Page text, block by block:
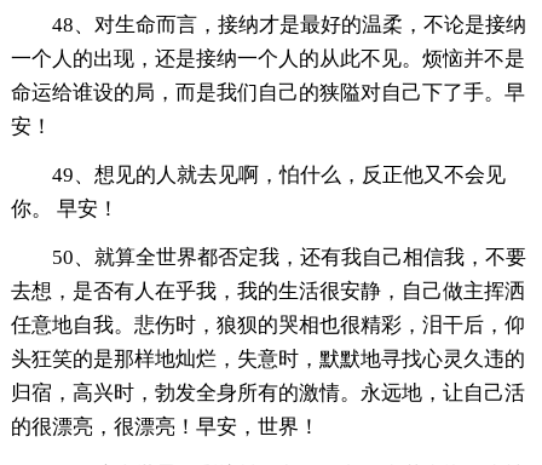
48、对生命而言，接纳才是最好的温柔，不论是接纳
一个人的出现，还是接纳一个人的从此不见。烦恼并不是
命运给谁设的局，而是我们自己的狭隘对自己下了手。早
安！
49、想见的人就去见啊，怕什么，反正他又不会见
你。 早安！
50、就算全世界都否定我，还有我自己相信我，不要
去想，是否有人在乎我，我的生活很安静，自己做主挥洒
任意地自我。悲伤时，狼狈的哭相也很精彩，泪干后，仰
头狂笑的是那样地灿烂，失意时，默默地寻找心灵久违的
归宿，高兴时，勃发全身所有的激情。永远地，让自己活
的很漂亮，很漂亮！早安，世界！